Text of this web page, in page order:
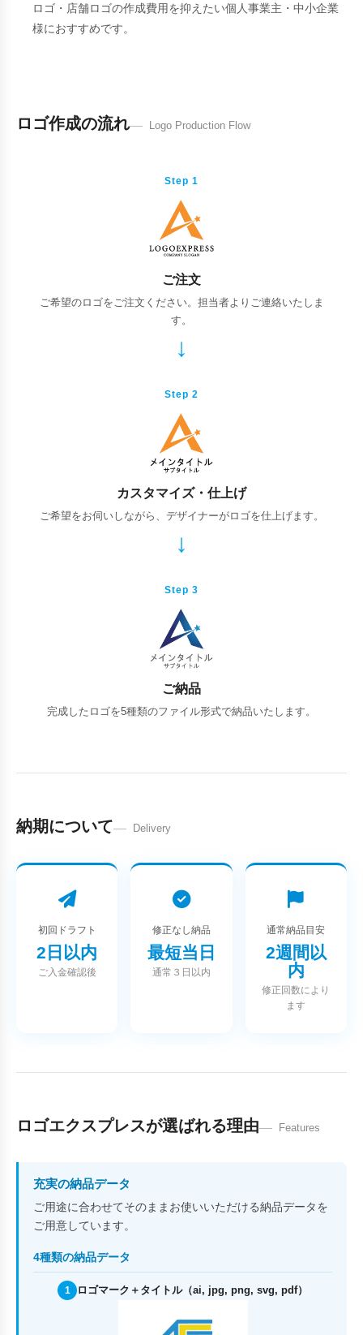
ロゴ・店舗ロゴの作成費用を抑えたい個人事業主・中小企業
様におすすめです。
ロゴ作成の流れ Logo Production Flow
Step 1
ご注文
ご希望のロゴをご注文ください。担当者よりご連絡いたしま
す。
Step 2
カスタマイズ・仕上げ
ご希望をお伺いしながら、デザイナーがロゴを仕上げます。
Step 3
ご納品
完成したロゴを5種類のファイル形式で納品いたします。
納期について Delivery
初回ドラフト
2日以内
ご入金確認後
修正なし納品
最短当日
通常３日以内
通常納品目安
2週間以
内
修正回数により
ます
ロゴエクスプレスが選ばれる理由 Features
充実の納品データ
ご用途に合わせてそのままお使いいただける納品データを
ご用意しています。
4種類の納品データ
1 ロゴマーク＋タイトル（ai, jpg, png, svg, pdf）